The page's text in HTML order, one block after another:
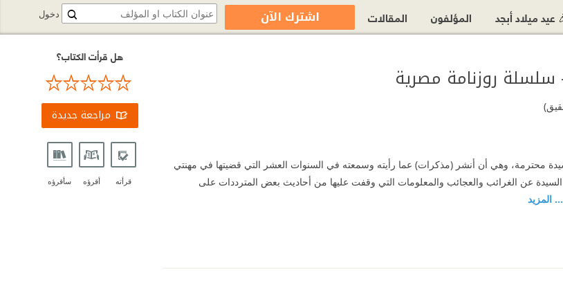
روزنامة مصرية
محترمة، وهي أن أنشر (مذكرات) عما رأيته وسمعته في السنوات العشر التي قضيتها في مهنتي
عن الغرائب والعجائب والمعلومات التي وقفت عليها من أحاديث بعض المترددات على
... المزيد
هل قرأت الكتاب؟
مراجعة جديدة
قرأته أقرؤه سأقرؤه
دخول عيد ميلاد أبجد المؤلفون المقالات اشترك الآن